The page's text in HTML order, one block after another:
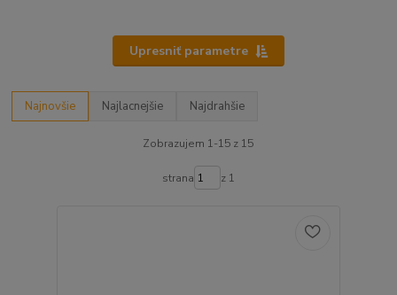
Upresniť parametre
Najnovšie Najlacnejšie Najdrahšie
Zobrazujem 1-15 z 15
strana z 1